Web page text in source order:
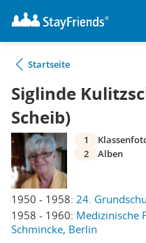
Startseite
Siglinde
Scheib)
1950 - 1958: 24.
1958 - 1960: Medizinische
Schmincke, Berlin
1
2
Alben